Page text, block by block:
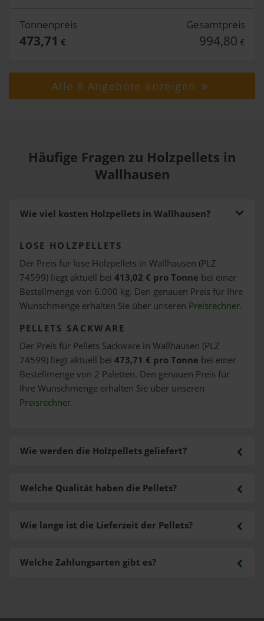
Tonnenpreis
473,71 €
Gesamtpreis
994,80 €
Alle 8 Angebote anzeigen
Häufige Fragen zu Holzpellets in
Wallhausen
Wie viel kosten Holzpellets in Wallhausen?
LOSE HOLZPELLETS
Der Preis für lose Holzpellets in Wallhausen (PLZ
74599) liegt aktuell bei 413,02 € pro Tonne bei einer
Bestellmenge von 6.000 kg. Den genauen Preis für Ihre
Wunschmenge erhalten Sie über unseren Preisrechner.
PELLETS SACKWARE
Der Preis für Pellets Sackware in Wallhausen (PLZ
74599) liegt aktuell bei 473,71 € pro Tonne bei einer
Bestellmenge von 2 Paletten. Den genauen Preis für
Ihre Wunschmenge erhalten Sie über unseren
Preisrechner.
Wie werden die Holzpellets geliefert?
Welche Zahlungsarten gibt es?
Welche Qualität haben die Pellets?
Wie lange ist die Lieferzeit der Pellets?